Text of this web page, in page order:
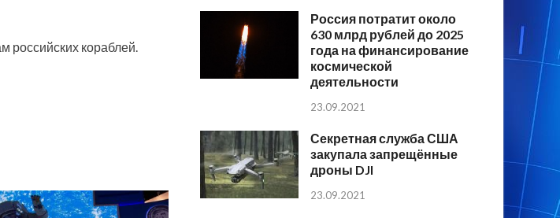
российских кораблей.
Россия потратит около
630 млрд рублей до 2025
года на финансирование
космической
деятельности
23.09.2021
Секретная служба США
закупала запрещённые
дроны DJI
23.09.2021